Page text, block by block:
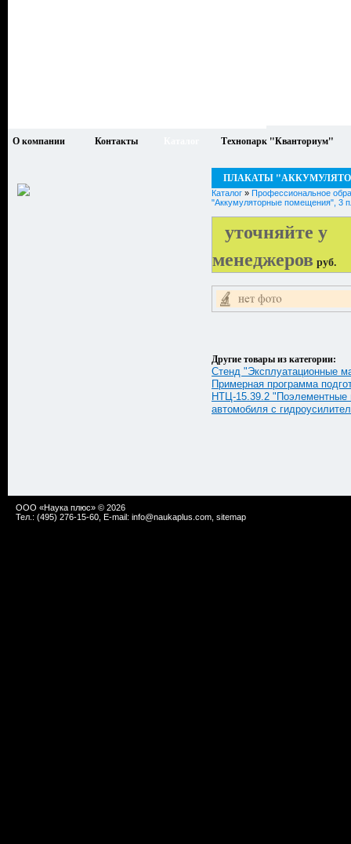
О компании Контакты Технопарк "Кванториум"
ПЛАКАТЫ
Каталог » Профессиональное
"Аккумуляторные помещения", 3
уточняйте у
менеджеров руб.
Другие товары из категории:
Стенд "Эксплуатационные
Примерная программа
НТЦ-15.39.2 "Поэлементные
автомобиля с
ООО «Наука плюс» © 2026
Тел.: (495) 276-15-60, E-mail: info@naukaplus.com sitemap